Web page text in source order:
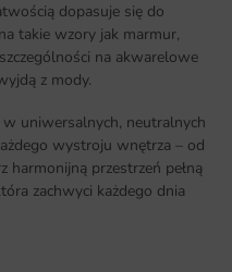
dopasuje się do
takie wzory jak marmur,
na akwarelowe
z mody.
uniwersalnych, neutralnych
wystroju wnętrza – od
harmonijną przestrzeń pełną
zachwyci każdego dnia